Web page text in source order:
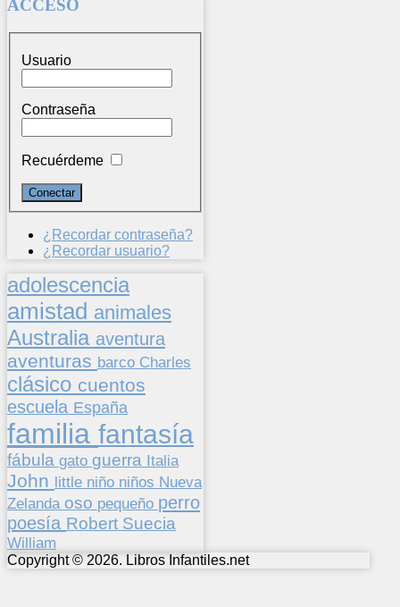
ACCESO
Usuario
Contraseña
Recuérdeme
¿Recordar contraseña?
¿Recordar usuario?
adolescencia
amistad animales
Australia aventura
aventuras barco Charles
clásico cuentos
escuela España
familia fantasía
fábula gato guerra Italia
John little niño niños Nueva
Zelanda oso pequeño perro
poesía Robert Suecia
William
Copyright © 2026. Libros Infantiles.net